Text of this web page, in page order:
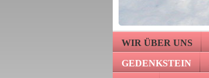
WIR ÜBER UNS
GEDENKSTEIN